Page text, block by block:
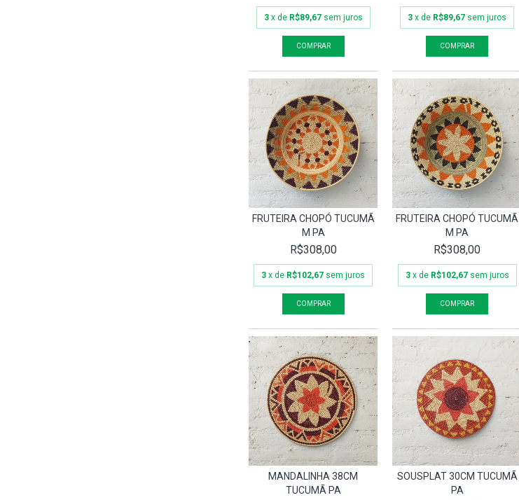
3 x de R$89,67 sem juros 3 x de R$89,67 sem juros
FRUTEIRA CHOPÓ TUCUMÃ
M PA
R$308,00
3 x de R$102,67 sem juros
FRUTEIRA CHOPÓ TUCUMÃ
M PA
R$308,00
3 x de R$102,67 sem juros
MANDALINHA 38CM
TUCUMÃ PA
SOUSPLAT 30CM TUCUMÃ
PA